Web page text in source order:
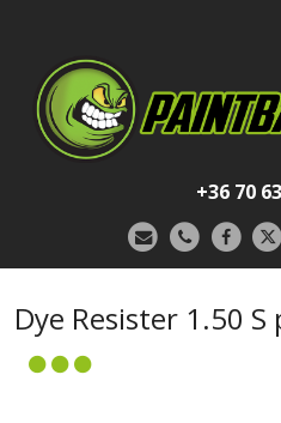
+36 70
Dye Resister 1.50